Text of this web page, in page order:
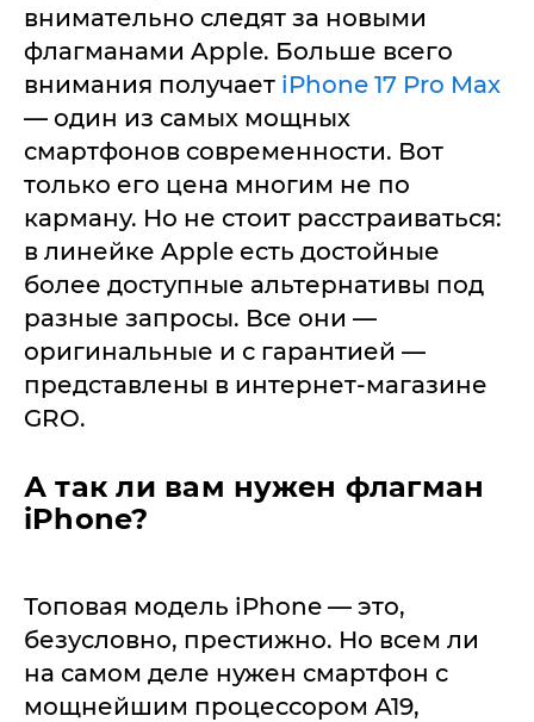
внимательно следят за новыми
флагманами Apple. Больше всего
внимания получает iPhone 17 Pro Max
— один из самых мощных
смартфонов современности. Вот
только его цена многим не по
карману. Но не стоит расстраиваться:
в линейке Apple есть достойные
более доступные альтернативы под
разные запросы. Все они —
оригинальные и с гарантией —
представлены в интернет-магазине
GRO.
А так ли вам нужен флагман
iPhone?
Топовая модель iPhone — это,
безусловно, престижно. Но всем ли
на самом деле нужен смартфон с
мощнейшим процессором А19,